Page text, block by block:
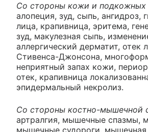
Со стороны кожи и подкожных
алопеция, зуд, сыпь, ангидроз,
лица, крапивница, эритема,
зуд, макулезная сыпь,
аллергический дерматит, отек
Стивенса-Джонсона,
неприятный запах кожи,
отек, крапивница
эпидермальный некролиз.
Со стороны костно-мышечной
артралгия, мышечные спазмы,